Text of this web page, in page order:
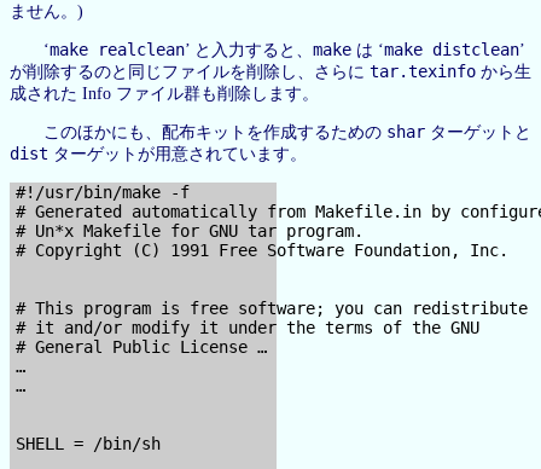
ません。)
‘make realclean’ と入力すると、 make は ‘make distclean’
が削除するのと同じファイルを削除し、さらに tar.texinfo から生
成された Info ファイル群も削除します。
このほかにも、配布キットを作成するための shar ターゲットと
dist ターゲットが用意されています。
#!/usr/bin/make -f
# Generated automatically from Makefile.in by
# Un*x Makefile for GNU tar program.
# Copyright (C) 1991 Free Software Foundation, Inc.
# This program is free software; you can redistribute
# it and/or modify it under the terms of the GNU
# General Public License …
…
…
SHELL = /bin/sh